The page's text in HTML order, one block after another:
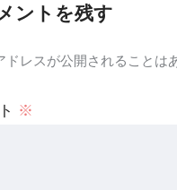
ントを残す
ドレスが公開されることは
※